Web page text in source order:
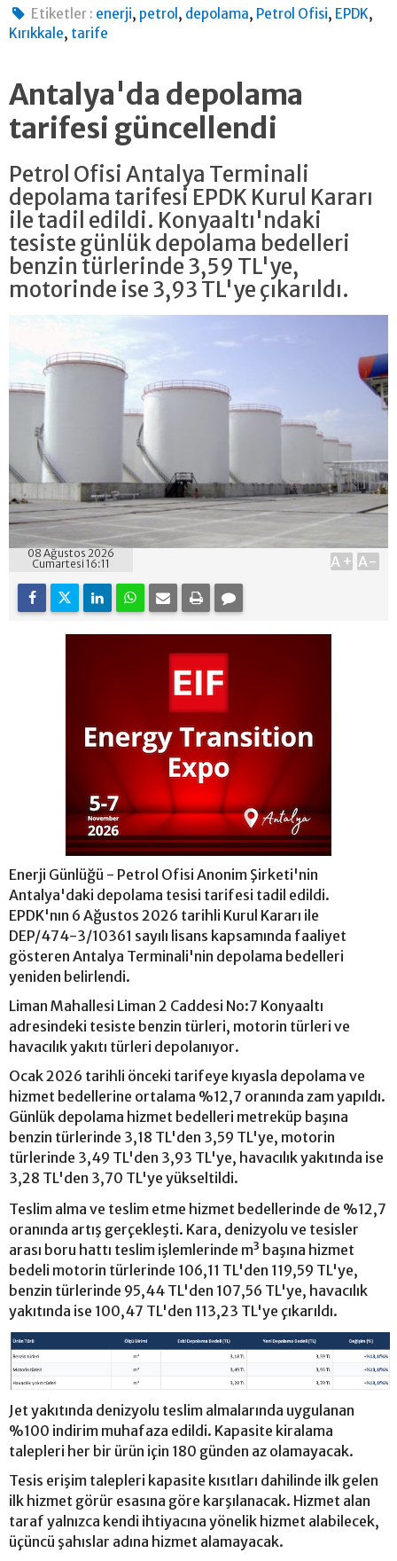
Etiketler : enerji, petrol , depolama, Petrol Ofisi, EPDK,
Kırıkkale, tarife
Antalya'da depolama
tarifesi güncellendi
Petrol Ofisi Antalya Terminali
depolama tarifesi EPDK Kurul Kararı
ile tadil edildi. Konyaaltı'ndaki
tesiste günlük depolama bedelleri
benzin türlerinde 3,59 TL'ye,
motorinde ise 3,93 TL'ye çıkarıldı.
08 Ağustos 2026
Cumartesi 16:11
A+ A-
Enerji Günlüğü - Petrol Ofisi Anonim Şirketi'nin
Antalya'daki depolama tesisi tarifesi tadil edildi.
EPDK'nın 6 Ağustos 2026 tarihli Kurul Kararı ile
DEP/474-3/10361 sayılı lisans kapsamında faaliyet
gösteren Antalya Terminali'nin depolama bedelleri
yeniden belirlendi.
Liman Mahallesi Liman 2 Caddesi No:7 Konyaaltı
adresindeki tesiste benzin türleri, motorin türleri ve
havacılık yakıtı türleri depolanıyor.
Ocak 2026 tarihli önceki tarifeye kıyasla depolama ve
hizmet bedellerine ortalama %12,7 oranında zam yapıldı.
Günlük depolama hizmet bedelleri metreküp başına
benzin türlerinde 3,18 TL'den 3,59 TL'ye, motorin
türlerinde 3,49 TL'den 3,93 TL'ye, havacılık yakıtında ise
3,28 TL'den 3,70 TL'ye yükseltildi.
Teslim alma ve teslim etme hizmet bedellerinde de %12,7
oranında artış gerçekleşti. Kara, denizyolu ve tesisler
arası boru hattı teslim işlemlerinde m³ başına hizmet
bedeli motorin türlerinde 106,11 TL'den 119,59 TL'ye,
benzin türlerinde 95,44 TL'den 107,56 TL'ye, havacılık
yakıtında ise 100,47 TL'den 113,23 TL'ye çıkarıldı.
Jet yakıtında denizyolu teslim almalarında uygulanan
%100 indirim muhafaza edildi. Kapasite kiralama
talepleri her bir ürün için 180 günden az olamayacak.
Tesis erişim talepleri kapasite kısıtları dahilinde ilk gelen
ilk hizmet görür esasına göre karşılanacak. Hizmet alan
taraf yalnızca kendi ihtiyacına yönelik hizmet alabilecek,
üçüncü şahıslar adına hizmet alamayacak.